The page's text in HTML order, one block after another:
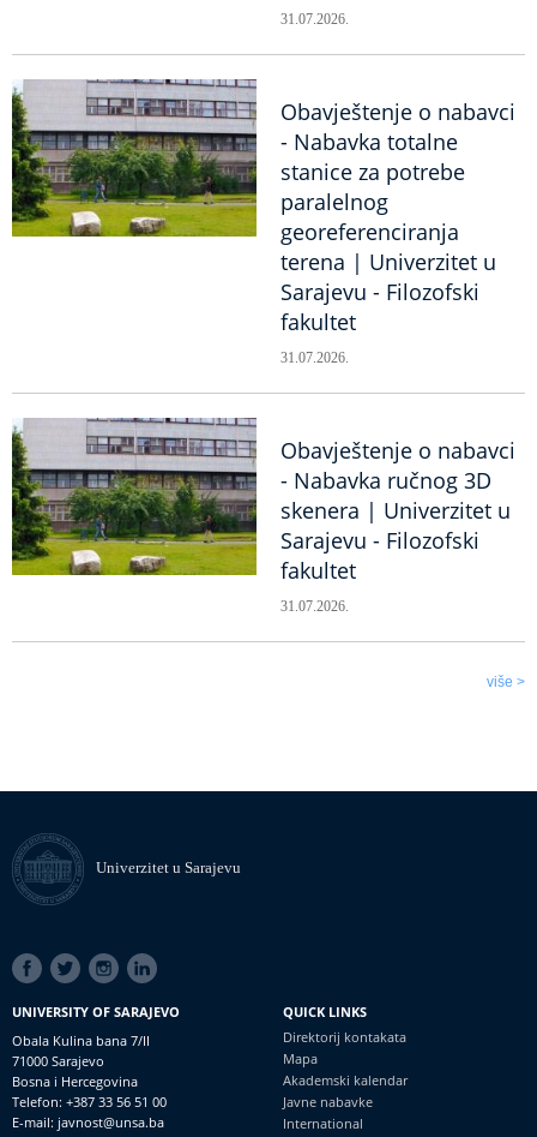
31.07.2026.
Obavještenje o nabavci
- Nabavka totalne
stanice za potrebe
paralelnog
georeferenciranja
terena | Univerzitet u
Sarajevu - Filozofski
fakultet
31.07.2026.
Obavještenje o nabavci
- Nabavka ručnog 3D
skenera | Univerzitet u
Sarajevu - Filozofski
fakultet
31.07.2026.
više >
Univerzitet u Sarajevu
SOCIAL
LINKS
UNIVERSITY OF SARAJEVO
Obala Kulina bana 7/II
71000 Sarajevo
Bosna i Hercegovina
Telefon: +387 33 56 51 00
E-mail: javnost@unsa.ba
QUICK LINKS
Direktorij kontakata
Mapa
Akademski kalendar
Javne nabavke
International